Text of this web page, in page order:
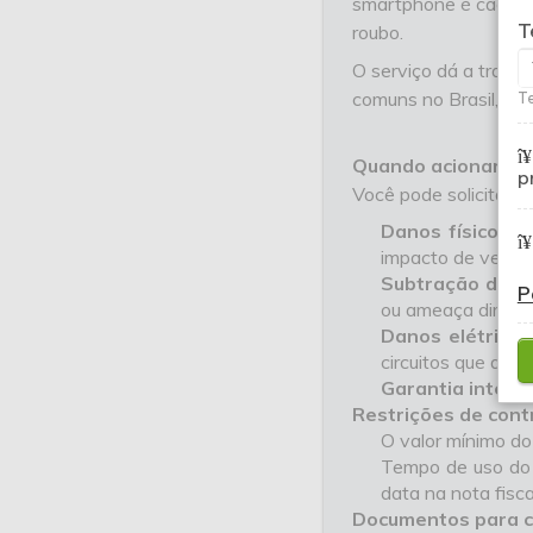
roubo.
O serviço dá a
comuns no Brasil,
Quando acionar o
Você pode solicitar a
Danos físicos
impacto de
Subtração do
ou ameaça direta;
Danos elétricos
circuitos que
Garantia
Restrições de
O valor mínimo
Tempo de uso
data na nota
Documentos para